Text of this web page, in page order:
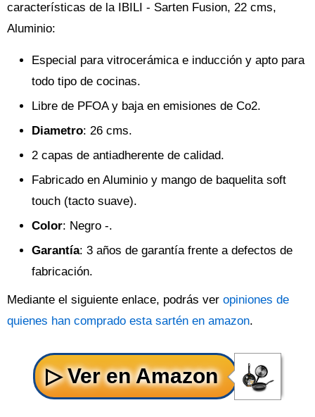
características de la IBILI - Sarten Fusion, 22 cms,
Aluminio:
Especial para vitrocerámica e inducción y apto para
todo tipo de cocinas.
Libre de PFOA y baja en emisiones de Co2.
Diametro: 26 cms.
2 capas de antiadherente de calidad.
Fabricado en Aluminio y mango de baquelita soft
touch (tacto suave).
Color: Negro -.
Garantía: 3 años de garantía frente a defectos de
fabricación.
Mediante el siguiente enlace, podrás ver opiniones de
quienes han comprado esta sartén en amazon.